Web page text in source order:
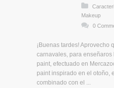
Makeup
0
¡Buenas tardes! Aprovecho
carnavales, para
paint, efectuado en
paint inspirado en el otoño,
combinado con el ...